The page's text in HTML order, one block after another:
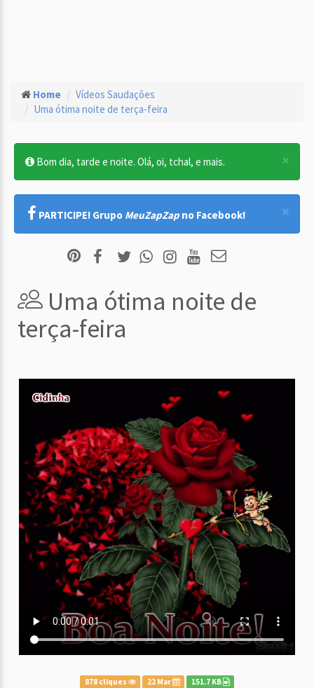
Home
Vídeos Saudações
Uma ótima noite de terça-feira
×
Bom dia, tarde e noite. Olá, oi, tchal, e mais.
×
PARTICIPE! Grupo MeuZapZap no Facebook!
Uma ótima noite de
terça-feira
878 cliques 22 Mar 151.7 KB